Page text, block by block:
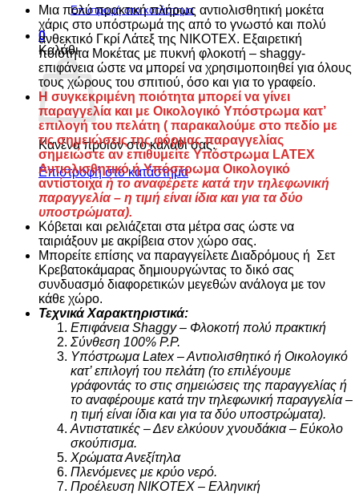
Επιστροφή στο κατάστημα
0
Καλάθι
Κανένα προϊόν στο καλάθι σας.
Επιστροφή στο κατάστημα
ποσότητα
Μια πολύ πρακτική πλήρως αντιολισθητική μοκέτα
χάρις στο υπόστρωμά της από το γνωστό και πολύ
ανθεκτικό Γκρί Λάτεξ της NIKOTEX. Εξαιρετική
ποιότητα Μοκέτας με πυκνή φλοκοτή – shaggy-
επιφάνεια ώστε να μπορεί να χρησιμοποιηθεί για όλους
τους χώρους του σπιτιού, όσο και για το γραφείo.
Η συγκεκριμένη ποιότητα μπορεί να γίνει
παραγγελία και με Οικολογικό Υπόστρωμα κατ’
επιλογή του πελάτη ( παρακαλούμε στο πεδίο με
τις σημειώσεις της φόρμας παραγγελίας
σημειώστε αν επιθυμείτε Υπόστρωμα LATEX
Αντιολισθητικό ή Υπόστρωμα Οικολογικό
αντίστοιχα ή το αναφέρετε κατά την τηλεφωνική
παραγγελία – η τιμή είναι ίδια και για τα δύο
υποστρώματα).
Κόβεται και ρελιάζεται στα μέτρα σας ώστε να
ταιριάξουν με ακρίβεια στον χώρο σας.
Μπορείτε επίσης να παραγγείλετε Διαδρόμους ή Σετ
Κρεβατοκάμαρας δημιουργώντας το δικό σας
συνδυασμό διαφορετικών μεγεθών ανάλογα με τον
κάθε χώρο.
Τεχνικά Χαρακτηριστικά:
Επιφάνεια Shaggy – Φλοκοτή πολύ πρακτική
Σύνθεση 100% P.P.
Υπόστρωμα Latex – Aντιολισθητικό ή Οικολογικό
κατ’ επιλογή του πελάτη (το επιλέγουμε
γράφοντάς το στις σημειώσεις της παραγγελίας ή
το αναφέρουμε κατά την τηλεφωνική παραγγελία –
η τιμή είναι ίδια και για τα δύο υποστρώματα).
Αντιστατικές – Δεν ελκύουν χνουδάκια – Εύκολο
σκούπισμα.
Χρώματα Ανεξίτηλα
Πλενόμενες με κρύο νερό.
Προέλευση NIKOTEX – Ελληνική